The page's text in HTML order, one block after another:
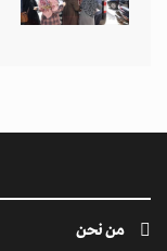
من نحن